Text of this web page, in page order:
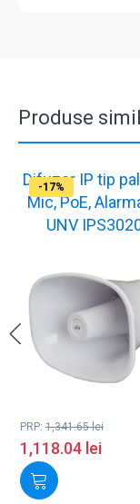
Produse
-17%
Difuzor IP tip
Mic, PoE,
UNV
PRP: 1,341.65lei
1,118.04 lei